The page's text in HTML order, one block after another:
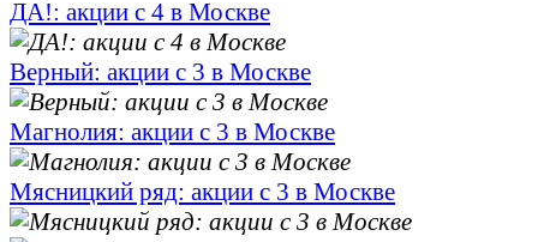
ДА!: акции с 4 в Москве
Верный: акции с 3 в Москве
Магнолия: акции с 3 в Москве
Мясницкий ряд: акции с 3 в Москве